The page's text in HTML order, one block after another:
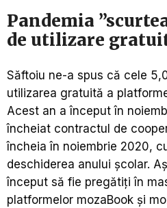
Pandemia
de utilizare
Săftoiu ne-a spus că cele
utilizarea gratuită a
Acest an a început în
încheiat contractul de
încheia în noiembrie 2020,
deschiderea anului școlar.
început să fie pregătiți în
platformelor mozaBook și